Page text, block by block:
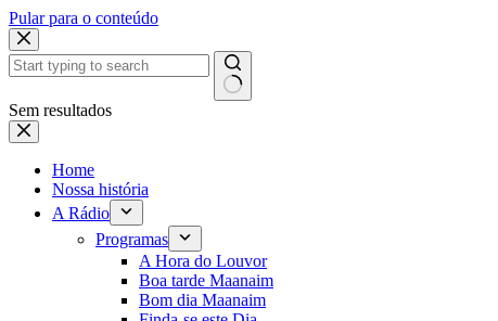
Pular para o conteúdo
Sem resultados
Home
Nossa história
A Rádio
Programas
A Hora do Louvor
Boa tarde Maanaim
Bom dia Maanaim